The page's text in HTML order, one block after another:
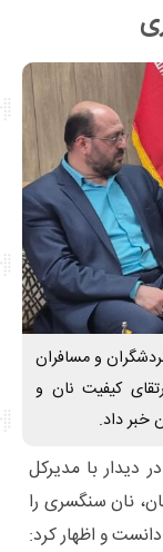
و مسافران
کیفیت نان و
خبر داد.
دیدار با مدیرکل
نان سنگسری را
و اظهار کرد: